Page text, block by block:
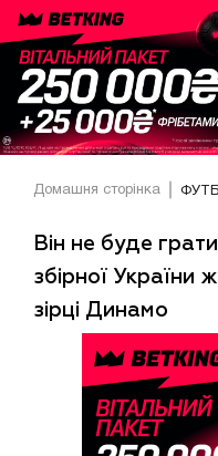
Домашня сторінка
Він не буде
збірної України
зірці Динамо